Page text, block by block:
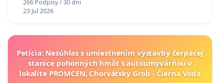
266 Podpisy / 30 dni
23 Jul 2026
Petícia: Nesúhlas s umiestnením výstavby čerpacej
stanice pohonných hmôt s autoumyvárňou v
lokalite PROMCEN, Chorvátsky Grob - Čierna Voda